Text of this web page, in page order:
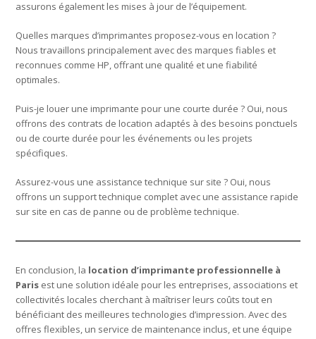
assurons également les mises à jour de l’équipement.
Quelles marques d’imprimantes proposez-vous en location ?
Nous travaillons principalement avec des marques fiables et
reconnues comme HP, offrant une qualité et une fiabilité
optimales.
Puis-je louer une imprimante pour une courte durée ? Oui, nous
offrons des contrats de location adaptés à des besoins ponctuels
ou de courte durée pour les événements ou les projets
spécifiques.
Assurez-vous une assistance technique sur site ? Oui, nous
offrons un support technique complet avec une assistance rapide
sur site en cas de panne ou de problème technique.
En conclusion, la location d’imprimante professionnelle à
Paris est une solution idéale pour les entreprises, associations et
collectivités locales cherchant à maîtriser leurs coûts tout en
bénéficiant des meilleures technologies d’impression. Avec des
offres flexibles, un service de maintenance inclus, et une équipe